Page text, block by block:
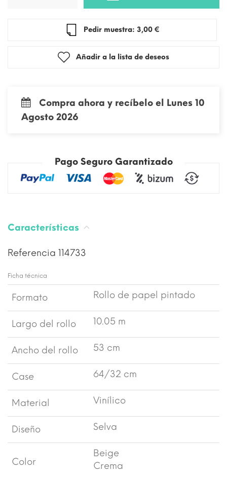
Pedir muestra: 3,00 €
Añadir a la lista de deseos
Compra ahora y recíbelo el Lunes 10
Agosto 2026
Pago Seguro Garantizado
Características
Referencia 114733
Ficha técnica
Formato Rollo de papel pintado
Largo del rollo 10.05 m
Ancho del rollo 53 cm
Case 64/32 cm
Material Vinílico
Diseño Selva
Color
Beige
Crema